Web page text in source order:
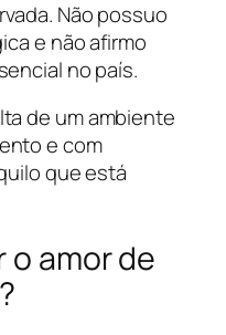
Não possuo
e não afirmo
no país.
de um ambiente
e com
que está
o amor de